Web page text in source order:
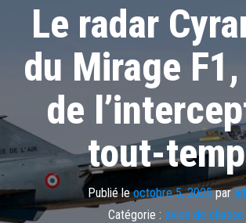
Le radar
du Mirage
de
tout-
Publié leoctobre 5, 2025par
Catégorie : avion de chasse